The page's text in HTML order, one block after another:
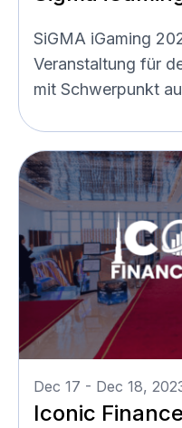
SiGMA iGaming
Veranstaltung für
mit Schwerpunkt
Dec 17 - Dec 18,
Iconic